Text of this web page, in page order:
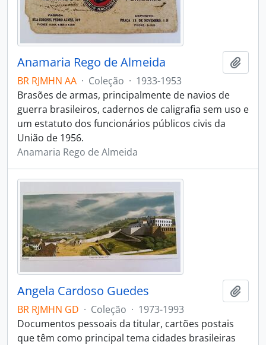
Anamaria Rego de Almeida
BR RJMHN AA · Coleção · 1933-1953
Brasões de armas, principalmente de navios de
guerra brasileiros, cadernos de caligrafia sem uso e
um estatuto dos funcionários públicos civis da
União de 1956.
Anamaria Rego de Almeida
Angela Cardoso Guedes
BR RJMHN GD · Coleção · 1973-1993
Documentos pessoais da titular, cartões postais
que têm como principal tema cidades brasileiras